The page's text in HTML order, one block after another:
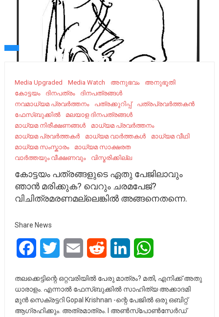
Media Upgraded Media Watch അനുഭവം
അനുഭൂതി
കോട്ടയം
ദിനപത്രം
ദിനപത്രങ്ങൾ
നവമാധ്യമ പ്രവർത്തനം
പത്രക്കുറിപ്പ്
പത്രപ്രവർത്തകൻ
ഫേസ്ബുക്കിൽ
മലയാള ദിനപത്രങ്ങൾ
മാധ്യമ നിരീക്ഷണങ്ങൾ
മാധ്യമ പ്രവര്‍ത്തനം
മാധ്യമ പ്രവർത്തകർ
മാധ്യമ വാർത്തകൾ
മാധ്യമ വീഥി
മാധ്യമ സംസ്കാരം
മാധ്യമ സാക്ഷരത
വാർത്തയും വീക്ഷണവും
വിസ്മരിക്കില്ല
കോട്ടയം പത്രങ്ങളുടെ ഏതു പേജിലാവും
ഞാൻ മരിക്കുക? വെറും ചരമപേജ്?
വിചിത്രമരണമല്ലെങ്കിൽ അങ്ങനെതന്നെ.
Share News
FacebookTwitter Email Reddit LinkedIn
തലക്കെട്ടിന്റെ ഒറ്റവരിയിൽ പേരു മാത്രം? മതി, എനിക്ക് അതു
ധാരാളം. എന്നാൽ ഫേസ്ബുക്കിൽ സാഹിത്യ അക്കാദമി
മുൻ സെക്രട്ടറി Gopal Krishnan -ന്റെ പേജിൽ ഒരു ഒബിറ്റ്
ആഗ്രഹിക്കും. അത്രമാത്രം. I അൺസ്പോൺസേർഡ്